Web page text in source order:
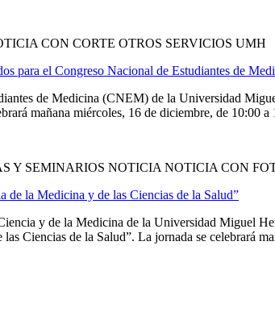
CON CORTE OTROS SERVICIOS UMH
para el Congreso Nacional de Estudiantes de
de Medicina (CNEM) de la Universidad
mañana miércoles, 16 de diciembre, de 10:00
Y SEMINARIOS NOTICIA NOTICIA CON
la Medicina y de las Ciencias de la Salud”
y de la Medicina de la Universidad Miguel
Ciencias de la Salud”. La jornada se celebrará